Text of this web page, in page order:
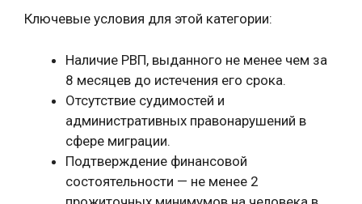
Ключевые условия для этой категории:
Наличие РВП, выданного не менее чем за
8 месяцев до истечения его срока.
Отсутствие судимостей и
административных правонарушений в
сфере миграции.
Подтверждение финансовой
состоятельности — не менее 2